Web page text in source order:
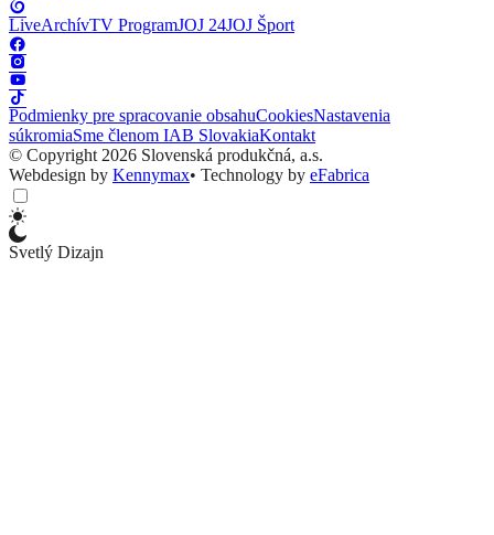
LiveArchívTV ProgramJOJ 24JOJ Šport
Podmienky pre spracovanie obsahuCookiesNastavenia
súkromiaSme členom IAB SlovakiaKontakt
© Copyright 2026 Slovenská produkčná, a.s.
Webdesign by Kennymax• Technology by eFabrica
Svetlý Dizajn